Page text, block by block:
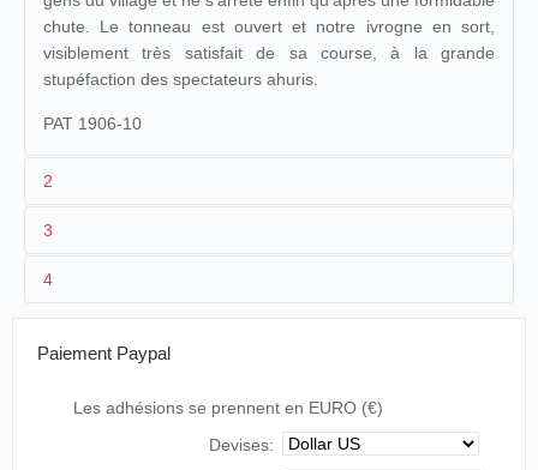
chute. Le tonneau est ouvert et notre ivrogne en sort,
visiblement très satisfait de sa course, à la grande
stupéfaction des spectateurs ahuris.
PAT 1906-10
2
1
2
3
≤10/1906
4
France
3
4
Paiement Paypal
Les adhésions se prennent en EURO (€)
Devises: